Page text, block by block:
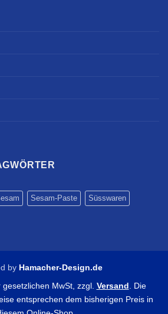
Sesam-Paste Süsswaren
by Hamacher-Design.de
MwSt, zzgl. Versand . Die
entsprechen dem bisherigen Preis in